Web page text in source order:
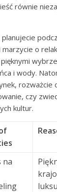
równie
marzycie o
i wody.
rozważcie
czy
kultur.
na